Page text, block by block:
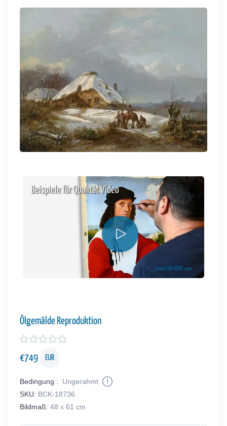
Beispiele für Qualität Video
Ölgemälde Reproduktion
€749 EUR
Bedingung :
Ungerahmt
SKU: BCK-18736
Bildmaß: 48 x 61 cm